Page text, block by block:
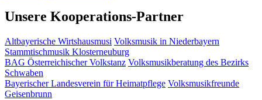
Unsere Kooperations-Partner
Altbayerische Wirtshausmusi Volksmusik in Niederbayern
Stammtischmusik Klosterneuburg
BAG Österreichischer Volkstanz Volksmusikberatung des Bezirks
Schwaben
Bayerischer Landesverein für Heimatpflege Volksmusikfreunde
Geisenbrunn